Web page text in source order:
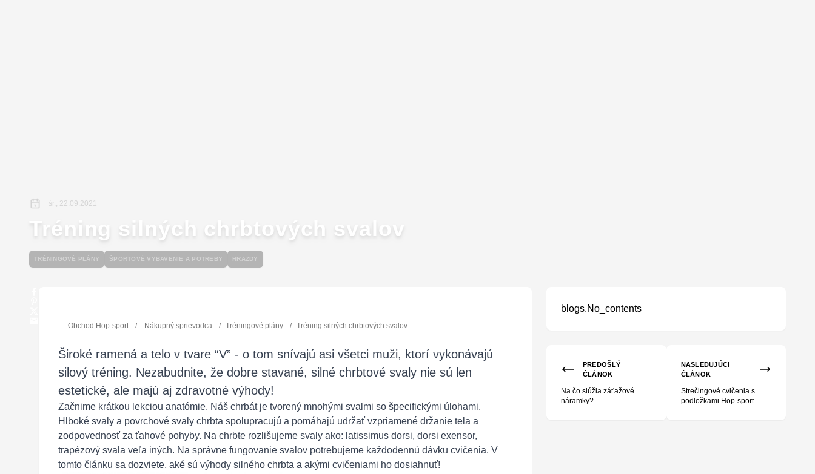
śr., 22.09.2021
Tréning silných chrbtových svalov
TRÉNINGOVÉ PLÁNY ŠPORTOVÉ VYBAVENIE A POTREBY HRAZDY
Obchod Hop-sport / Nákupný sprievodca / Tréningové plány / Tréning silných chrbtových svalov
Široké ramená a telo v tvare “V” - o tom snívajú asi všetci muži, ktorí vykonávajú
silový tréning. Nezabudnite, že dobre stavané, silné chrbtové svaly nie sú len
estetické, ale majú aj zdravotné výhody!
Začnime krátkou lekciou anatómie. Náš chrbát je tvorený mnohými svalmi so špecifickými úlohami.
Hlboké svaly a povrchové svaly chrbta spolupracujú a pomáhajú udržať vzpriamené držanie tela a
zodpovednosť za ťahové pohyby. Na chrbte rozlišujeme svaly ako: latissimus dorsi, dorsi exensor,
trapézový svala veľa iných. Na správne fungovanie svalov potrebujeme každodennú dávku cvičenia. V
tomto článku sa dozviete, aké sú výhody silného chrbta a akými cvičeniami ho dosiahnuť!
blogs.No_contents
PREDOŠLÝ
ČLÁNOK
Na čo slúžia záťažové
náramky?
NASLEDUJÚCI
ČLÁNOK
Strečingové cvičenia s
podložkami Hop-sport